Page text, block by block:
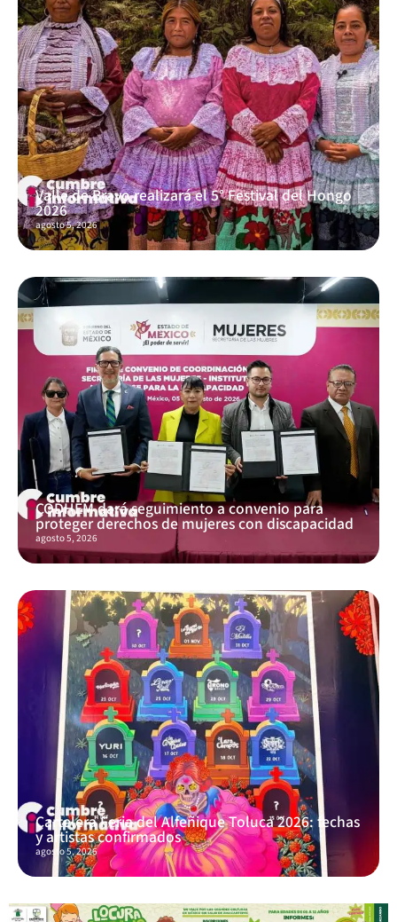
Valle de Bravo realizará el 5° Festival del Hongo
2026
agosto 5, 2026
CODHEM dará seguimiento a convenio para
proteger derechos de mujeres con discapacidad
agosto 5, 2026
Cartelera Feria del Alfeñique Toluca 2026: fechas
y artistas confirmados
agosto 5, 2026